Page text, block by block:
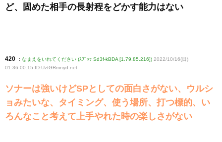
ど、固めた相手の長射程をどかす能力はない
420 : なまえをいれてください (ｽﾌﾟｯｯ Sd3f-kBDA [1.79.85.216]) 2022/10/16(日)
01:36:00.15 ID:UztGRmnyd .net
ソナーは強いけどSPとしての面白さがない、ウルシ
ョみたいな、タイミング、使う場所、打つ標的、い
ろんなこと考えて上手やれた時の楽しさがない